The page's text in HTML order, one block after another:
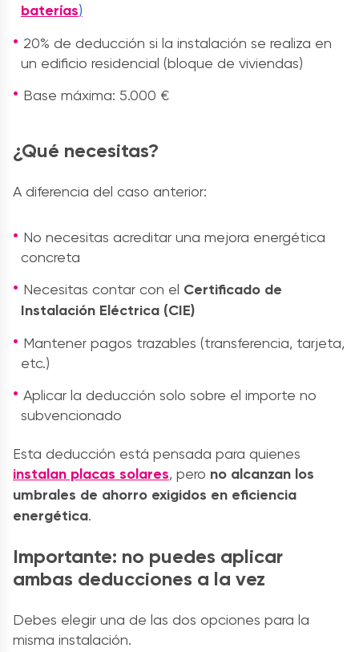
baterías)
20% de deducción si la instalación se realiza en
un edificio residencial (bloque de viviendas)
Base máxima: 5.000 €
¿Qué necesitas?
A diferencia del caso anterior:
No necesitas acreditar una mejora energética
concreta
Necesitas contar con el Certificado de
Instalación Eléctrica (CIE)
Mantener pagos trazables (transferencia, tarjeta,
etc.)
Aplicar la deducción solo sobre el importe no
subvencionado
Esta deducción está pensada para quienes
instalan placas solares, pero no alcanzan los
umbrales de ahorro exigidos en eficiencia
energética.
Importante: no puedes aplicar
ambas deducciones a la vez
Debes elegir una de las dos opciones para la
misma instalación.